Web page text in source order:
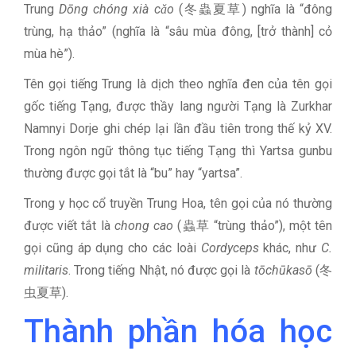
TrungDōng chóng xià cǎo (冬蟲夏草) nghĩa là “đông
trùng, hạ thảo” (nghĩa là “sâu mùa đông, [trở thành] cỏ
mùa hè”).
Tên gọi tiếng Trung là dịch theo nghĩa đen của tên gọi
gốc tiếng Tạng, được thầy lang người Tạng là Zurkhar
Namnyi Dorje ghi chép lại lần đầu tiên trong thế kỷ XV.
Trong ngôn ngữ thông tục tiếng Tạng thì Yartsa gunbu
thường được gọi tắt là “bu” hay “yartsa”.
Trong y học cổ truyền Trung Hoa, tên gọi của nó thường
được viết tắt là chong cao (蟲草 “trùng thảo”), một tên
gọi cũng áp dụng cho các loài Cordycepskhác, như C.
militaris . Trong tiếng Nhật, nó được gọi là tōchūkasō (冬
虫夏草).
Thành phần hóa học